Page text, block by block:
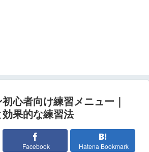
心者向け練習メニュー｜
果的な練習法
Facebook Hatena Bookmark